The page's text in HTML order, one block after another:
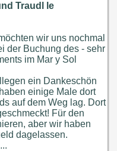
Traudl le
wir uns nochmal
der Buchung des - sehr
im Mar y Sol
ein Dankeschön
einige Male dort
auf dem Weg lag. Dort
Für den
aber wir haben
dagelassen.